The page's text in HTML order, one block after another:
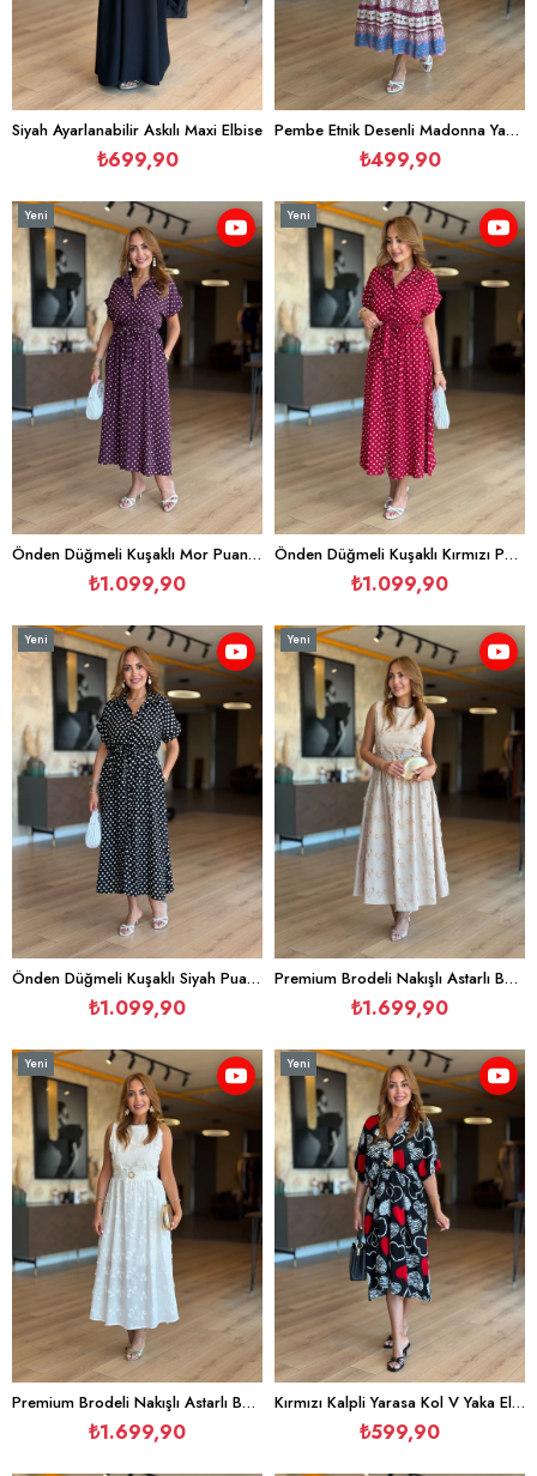
Siyah Ayarlanabilir Askılı Maxi Elbise
₺699,90
Pembe Etnik Desenli Madonna Yaka Elbise
₺499,90
Önden Düğmeli Kuşaklı Mor Puantiyeli Elbise
₺1.099,90
Yeni
Ürün
Önden Düğmeli Kuşaklı Kırmızı Puantiyeli Elbise
₺1.099,90
Yeni
Ürün
Önden Düğmeli Kuşaklı Siyah Puantiyeli Elbise
₺1.099,90
Yeni
Ürün
Premium Brodeli Nakışlı Astarlı Bej Pamuk Elbise
₺1.699,90
Yeni
Ürün
Premium Brodeli Nakışlı Astarlı Beyaz Pamuk Elbise
₺1.699,90
Yeni
Ürün
Kırmızı Kalpli Yarasa Kol V Yaka Elbise
₺599,90
Yeni
Ürün